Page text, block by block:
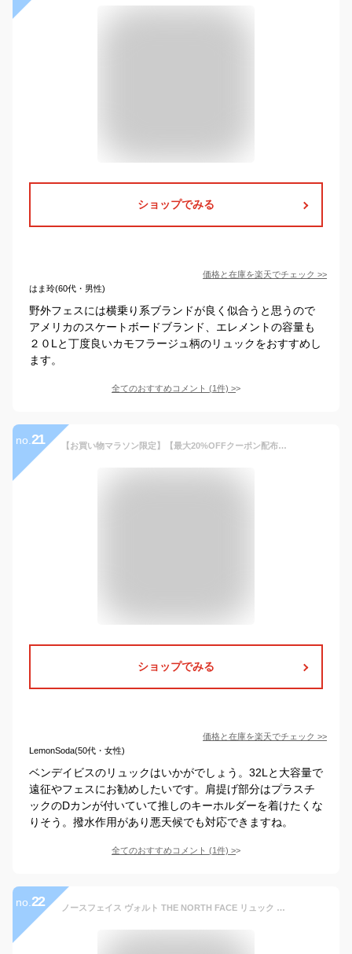
ショップでみる
価格と在庫を楽天でチェック >>
はま玲(60代・男性)
野外フェスには横乗り系ブランドが良く似合うと思うので
アメリカのスケートボードブランド、エレメントの容量も
２０Lと丁度良いカモフラージュ柄のリュックをおすすめし
ます。
全てのおすすめコメント (1件) >
no. 21 【お買い物マラソン限定】【最大20%OFFクーポン配布中】BEN DAVIS ベンデイビス リュック 大容量 黒 撥水加工 レディース メンズ シンプル バッグ デイパック バックパック BDW-8300 リュック 鞄 軽量 コンパクト 2023 春夏 新作【返品・交換不可】
ショップでみる
価格と在庫を楽天でチェック >>
LemonSoda(50代・女性)
ベンデイビスのリュックはいかがでしょう。32Lと大容量で
遠征やフェスにお勧めしたいです。肩提げ部分はプラスチ
ックのDカンが付いていて推しのキーホルダーを着けたくな
りそう。撥水作用があり悪天候でも対応できますね。
全てのおすすめコメント (1件) >
no. 22 ノースフェイス ヴォルト THE NORTH FACE リュック バックパック デイパック メンズ レディース 27L 軽量 大容量 通勤 通学 キャンプ アウトドア ブランド プレゼント 黒色 ブラック VAULT NF0A3VY2